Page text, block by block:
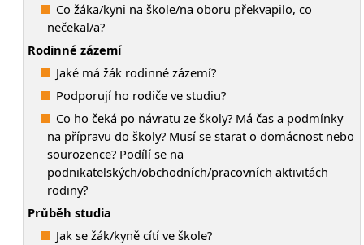
Co žáka/kyni na škole/na oboru překvapilo, co
nečekal/a?
Rodinné zázemí
Jaké má žák rodinné zázemí?
Podporují ho rodiče ve studiu?
Co ho čeká po návratu ze školy? Má čas a podmínky
na přípravu do školy? Musí se starat o domácnost nebo
sourozence? Podílí se na
podnikatelských/obchodních/pracovních aktivitách
rodiny?
Průběh studia
Jak se žák/kyně cítí ve škole?